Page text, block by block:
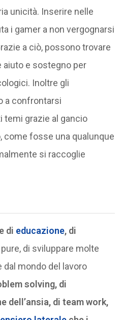
unicità. Inserire nelle
i gamer a non vergognarsi
a ciò, possono trovare
aiuto e sostegno per
Inoltre gli
a confrontarsi
temi grazie al gancio
fosse una qualunque
si raccoglie
di educazione, di
di sviluppare molte
mondo del lavoro
solving, di
dell’ansia, di team work,